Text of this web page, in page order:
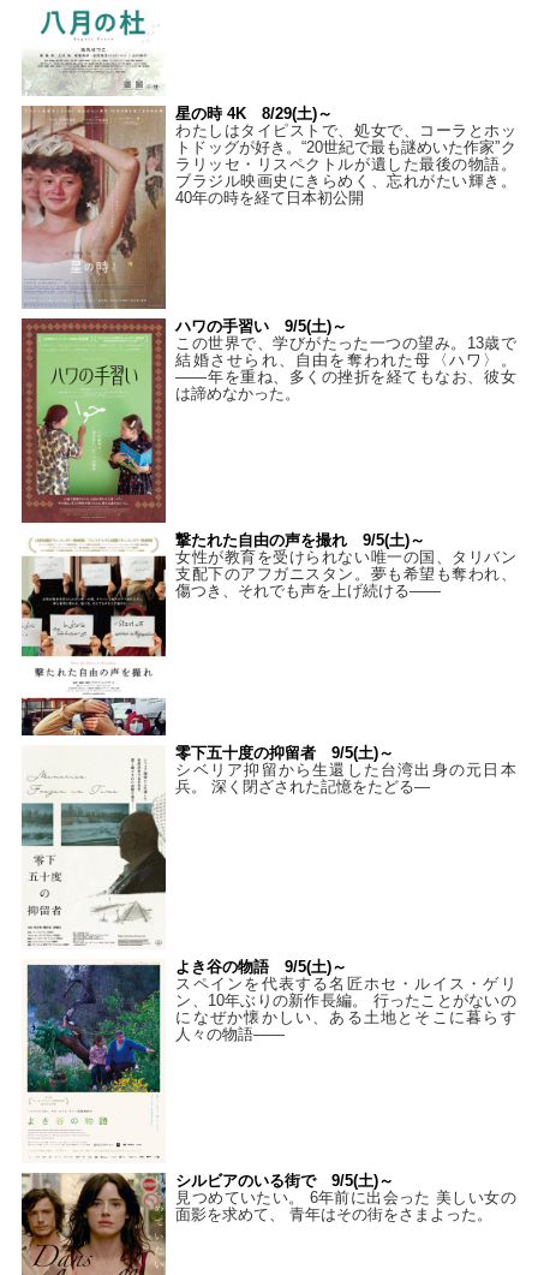
星の時 4K 8/29(土)～
わたしはタイピストで、処⼥で、コーラとホッ
トドッグが好き。“20世紀で最も謎めいた作家”ク
ラリッセ・リスペクトルが遺した最後の物語。
ブラジル映画史にきらめく、忘れがたい輝き。
40年の時を経て⽇本初公開
ハワの手習い 9/5(土)～
この世界で、学びがたった一つの望み。13歳で
結婚させられ、自由を奪われた母〈ハワ〉。
——年を重ね、多くの挫折を経てもなお、彼女
は諦めなかった。
撃たれた自由の声を撮れ 9/5(土)～
女性が教育を受けられない唯一の国、タリバン
支配下のアフガニスタン。夢も希望も奪われ、
傷つき、それでも声を上げ続ける——
零下五十度の抑留者 9/5(土)～
シベリア抑留から生還した台湾出身の元日本
兵。 深く閉ざされた記憶をたどる—
よき谷の物語 9/5(土)～
スペインを代表する名匠ホセ・ルイス・ゲリ
ン、10年ぶりの新作長編。 行ったことがないの
になぜか懐かしい、ある土地とそこに暮らす
人々の物語――
シルビアのいる街で 9/5(土)～
見つめていたい。 6年前に出会った 美しい女の
面影を求めて、 青年はその街をさまよった。